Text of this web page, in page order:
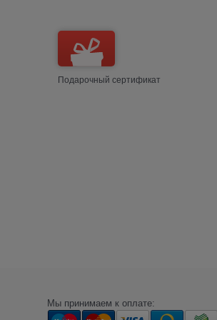
Подарочный сертификат
Мы принимаем к оплате: